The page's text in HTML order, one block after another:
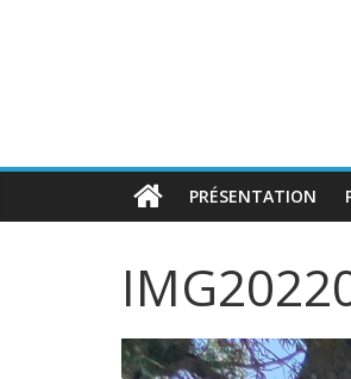
PRÉSENTATION